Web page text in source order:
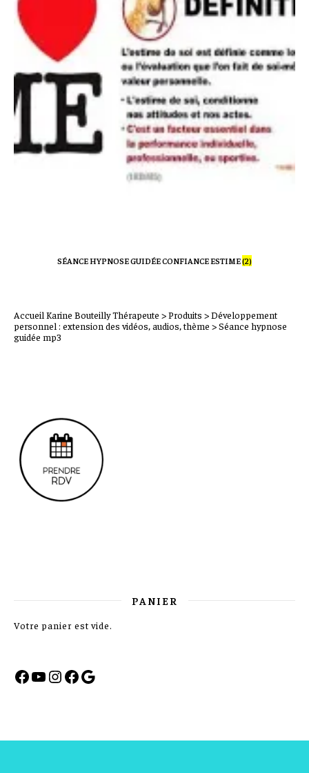
SÉANCE HYPNOSE GUIDÉE CONFIANCE ESTIME(2)
Accueil Karine Bouteilly Thérapeute >Produits >Développement
personnel : extension des vidéos, audios, thème >Séance hypnose
guidée mp3
PANIER
Votre panier est vide.
Facebook
YouTube
Instagram
Facebook
Google